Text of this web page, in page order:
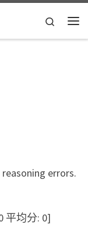
Search
errors.
平均分: 0]